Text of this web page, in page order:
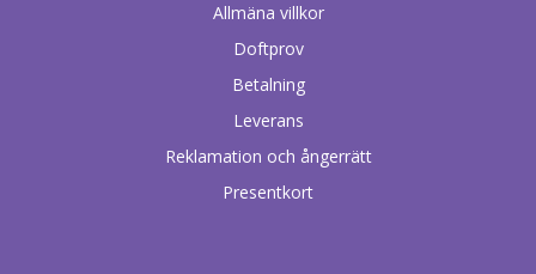
Allmäna villkor
Doftprov
Betalning
Leverans
Reklamation och ångerrätt
Presentkort